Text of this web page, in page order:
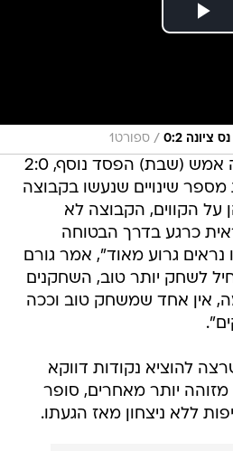
0:2
/ ספורט1
סקציה נס ציונה רשמה אמש (שבת) הפסד נוסף, 2:0
שינויים שנעשו בקבוצה
על הקווים, הקבוצה לא
כרגע בדרך הבטוחה
נראים גרוע מאוד", אמר גורם
לשחק יותר טוב, השחקנים
אין אחד שמשחק טוב וככה
להוציא נקודות דווקא
מזוהה יותר מאחרים, סופר
ללא ניצחון מאז הגעתו.